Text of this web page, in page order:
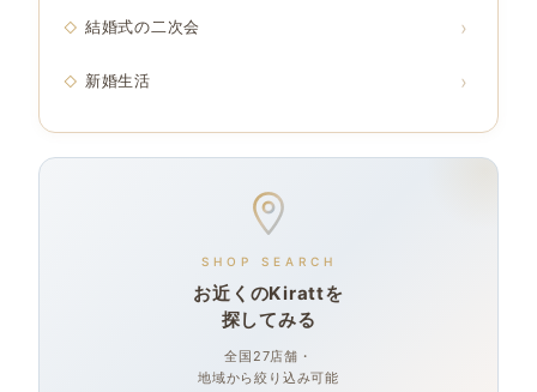
結婚式の二次会
新婚生活
SHOP SEARCH
お近くのKirattを
探してみる
全国27店舗・
地域から絞り込み可能